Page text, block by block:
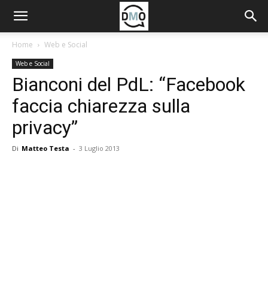
Home Web e Social
Web e Social
Bianconi del PdL: “Facebook
faccia chiarezza sulla
privacy”
Di Matteo Testa - 3 Luglio 2013